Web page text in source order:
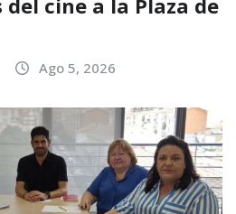
del cine a la Plaza de
Ago 5, 2026